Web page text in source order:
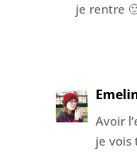
je rentre
Avoir
je vois